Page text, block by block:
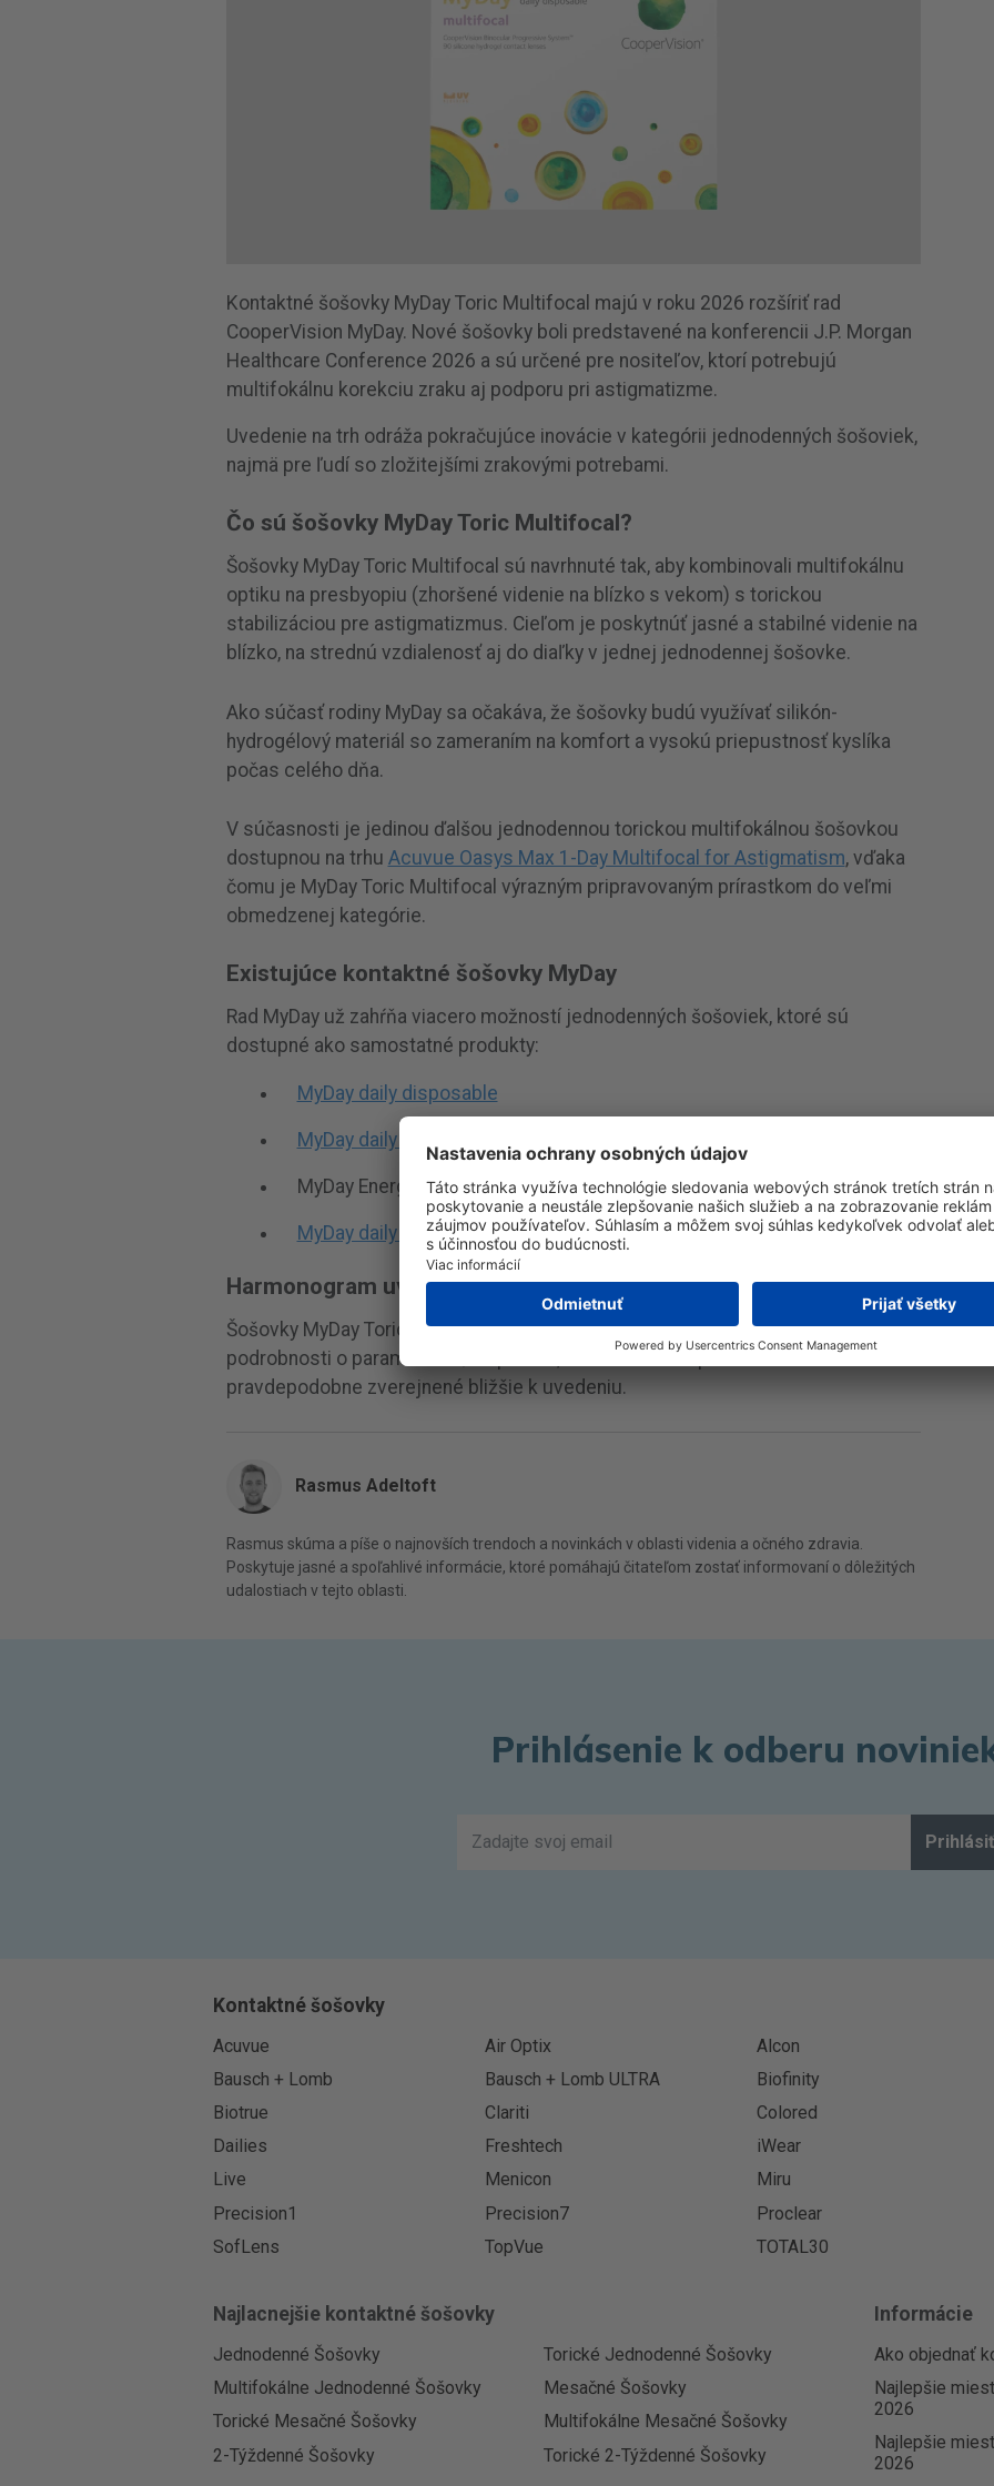
Kontaktné šošovky MyDay Toric Multifocal majú v roku 2026 rozšíriť rad
CooperVision MyDay. Nové šošovky boli predstavené na konferencii J.P. Morgan
Healthcare Conference 2026 a sú určené pre nositeľov, ktorí potrebujú
multifokálnu korekciu zraku aj podporu pri astigmatizme.
Uvedenie na trh odráža pokračujúce inovácie v kategórii jednodenných šošoviek,
najmä pre ľudí so zložitejšími zrakovými potrebami.
Čo sú šošovky MyDay Toric Multifocal?
Šošovky MyDay Toric Multifocal sú navrhnuté tak, aby kombinovali multifokálnu
optiku na presbyopiu (zhoršené videnie na blízko s vekom) s torickou
stabilizáciou pre astigmatizmus. Cieľom je poskytnúť jasné a stabilné videnie na
blízko, na strednú vzdialenosť aj do diaľky v jednej jednodennej šošovke.
Ako súčasť rodiny MyDay sa očakáva, že šošovky budú využívať silikón-
hydrogélový materiál so zameraním na komfort a vysokú priepustnosť kyslíka
počas celého dňa.
V súčasnosti je jedinou ďalšou jednodennou torickou multifokálnou šošovkou
dostupnou na trhu Acuvue Oasys Max 1-Day Multifocal for Astigmatism, vďaka
čomu je MyDay Toric Multifocal výrazným pripravovaným prírastkom do veľmi
obmedzenej kategórie.
Existujúce kontaktné šošovky MyDay
Rad MyDay už zahŕňa viacero možností jednodenných šošoviek, ktoré sú
dostupné ako samostatné produkty:
MyDay daily disposable
MyDay daily disposable multifocal
MyDay Energys
MyDay daily disposable toric
Harmonogram uvedenia MyDay Toric Multifocal
Šošovky MyDay Toric Multifocal by sa mali uviesť na trh v Q2 2026. Ďalšie
podrobnosti o parametroch/dioptriách, cenách a dostupnosti budú
pravdepodobne zverejnené bližšie k uvedeniu.
Rasmus Adeltoft
Rasmus skúma a píše o najnovších trendoch a novinkách v oblasti videnia a očného zdravia.
Poskytuje jasné a spoľahlivé informácie, ktoré pomáhajú čitateľom zostať informovaní o dôležitých
udalostiach v tejto oblasti.
Prihlásenie k odberu
Kontaktné šošovky
Acuvue Air Optix Alcon
Bausch + Lomb
Bausch + Lomb ULTRA Biofinity
Biotrue
Clariti Colored
Dailies
Freshtech iWear
Live
Menicon Miru
Precision1
Precision7 Proclear
SofLens
TopVue TOTAL30
Najlacnejšie kontaktné šošovky
Jednodenné Šošovky
Torické Jednodenné Šošovky
Multifokálne Jednodenné Šošovky
Mesačné Šošovky
Torické Mesačné Šošovky
Multifokálne Mesačné Šošovky
2-Týždenné Šošovky
Torické 2-Týždenné Šošovky
Informácie
Ako objednať
Najlepšie
2026
Najlepšie
2026